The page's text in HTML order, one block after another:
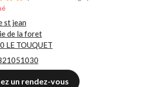
st jean
de la foret
LE TOUQUET
un rendez-vous